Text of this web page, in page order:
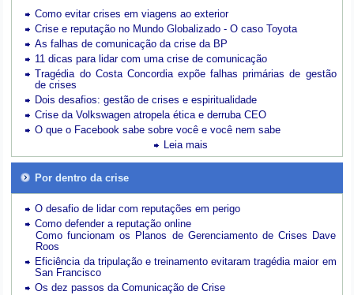
Como evitar crises em viagens ao exterior
Crise e reputação no Mundo Globalizado - O caso Toyota
As falhas de comunicação da crise da BP
11 dicas para lidar com uma crise de comunicação
Tragédia do Costa Concordia expõe falhas primárias de gestão
de crises
Dois desafios: gestão de crises e espiritualidade
Crise da Volkswagen atropela ética e derruba CEO
O que o Facebook sabe sobre você e você nem sabe
Leia mais
Por dentro da crise
O desafio de lidar com reputações em perigo
Como defender a reputação online
Como funcionam os Planos de Gerenciamento de Crises Dave
Roos
Eficiência da tripulação e treinamento evitaram tragédia maior em
San Francisco
Os dez passos da Comunicação de Crise